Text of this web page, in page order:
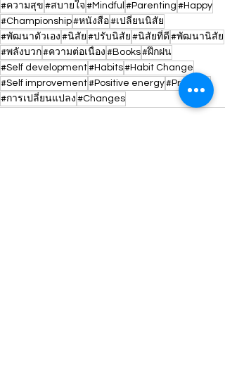
#ความสุข #สบายใจ #Mindful #Parenting #Happy
#Championship#หนังสือ#เปลี่ยนนิสัย
#พัฒนาตัวเอง #นิสัย #ปรับนิสัย #นิสัยที่ดี #พัฒนานิสัย
#พลังบวก#ความต่อเนื่อง #Books#ฝึกฝน
#Self development#Habits#Habit Change
#Self improvement#Positive energy#Practice
#การเปลี่ยนแปลง #Changes